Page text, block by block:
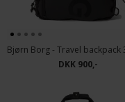
DKK 900,-